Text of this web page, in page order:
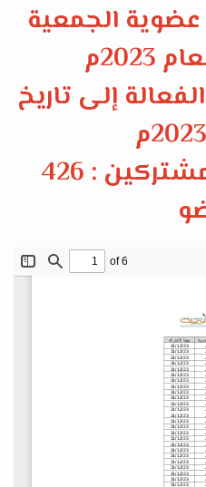
الجمعية
إلى تاريخ
عدد الاعضاء المشتركين : 426